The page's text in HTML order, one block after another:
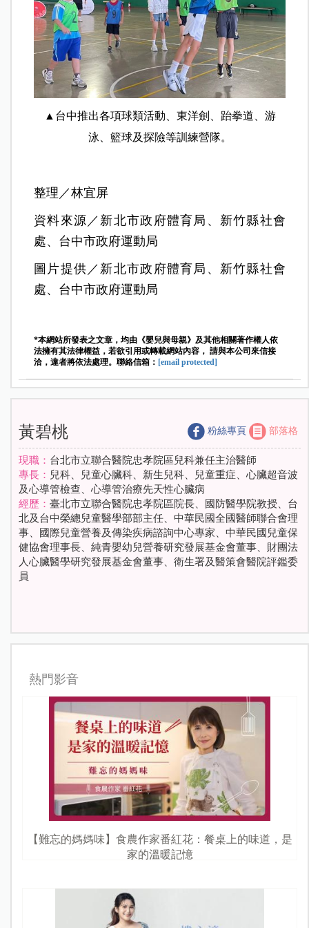
▲台中推出各項球類活動、東洋劍、跆拳道、游
泳、籃球及探險等訓練營隊。
整理／林宜屏
資料來源／新北市政府體育局、新竹縣社會
處、台中市政府運動局
圖片提供／新北市政府體育局、新竹縣社會
處、台中市政府運動局
*本網站所發表之文章，均由《嬰兒與母親》及其他相關著作權人依
法擁有其法律權益，若欲引用或轉載網站內容， 請與本公司來信接
洽，違者將依法處理。聯絡信箱： [email protected]
黃碧桃 粉絲專頁 部落格
現職： 台北市立聯合醫院忠孝院區兒科兼任主治醫師
專長： 兒科、兒童心臟科、新生兒科、兒童重症、心臟超音波
及心導管檢查、心導管治療先天性心臟病
經歷： 臺北市立聯合醫院忠孝院區院長、國防醫學院教授、台
北及台中榮總兒童醫學部部主任、中華民國全國醫師聯合會理
事、國際兒童營養及傳染疾病諮詢中心專家、中華民國兒童保
健協會理事長、純青嬰幼兒營養研究發展基金會董事、財團法
人心臟醫學研究發展基金會董事、衛生署及醫策會醫院評鑑委
員
熱門影音
【難忘的媽媽味】食農作家番紅花：餐桌上的味道，是
家的溫暖記憶